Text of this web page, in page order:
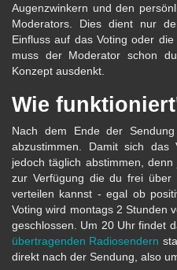
Augenzwinkern und den
Moderators. Dies dient nur
Einfluss auf das Voting oder
muss der Moderator schon
Konzept ausdenkt.
Wie
Nach dem Ende der
abzustimmen. Damit sich das
jedoch täglich abstimmen,
zur Verfügung die du frei über
verteilen kannst - egal ob
Voting wird montags 2 Stunden
geschlossen. Um 20 Uhr findet
übertragenden Radiosendern
direkt nach der Sendung, also